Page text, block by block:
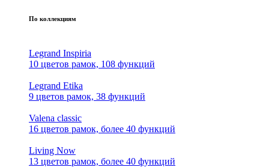
По коллекциям
Legrand Inspiria
10 цветов рамок, 108 функций
Legrand Etika
9 цветов рамок, 38 функций
Valena classic
16 цветов рамок, более 40 функций
Living Now
13 цветов рамок, более 40 функций